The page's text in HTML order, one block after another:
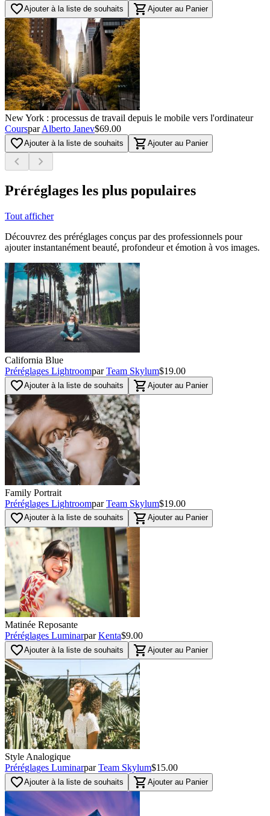
favorite_borderAjouter à la liste de souhaits shopping_cart Ajouter au Panier
New York : processus de travail depuis le mobile vers l'ordinateur
Courspar Alberto Janev$69.00
favorite_borderAjouter à la liste de souhaits shopping_cart Ajouter au Panier
chevron_left chevron_right
Préréglages les plus populaires
Tout afficher
Découvrez des préréglages conçus par des professionnels pour
ajouter instantanément beauté, profondeur et émotion à vos images.
California Blue
Préréglages Lightroompar Team Skylum$19.00
favorite_borderAjouter à la liste de souhaits shopping_cart Ajouter au Panier
Family Portrait
Préréglages Lightroompar Team Skylum$19.00
favorite_borderAjouter à la liste de souhaits shopping_cart Ajouter au Panier
Matinée Reposante
Préréglages Luminarpar Kenta$9.00
favorite_borderAjouter à la liste de souhaits shopping_cart Ajouter au Panier
Style Analogique
Préréglages Luminarpar Team Skylum$15.00
favorite_borderAjouter à la liste de souhaits shopping_cart Ajouter au Panier